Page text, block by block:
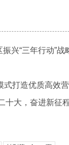
兴“三年行动”战
式打造优质高效
十大，奋进新征